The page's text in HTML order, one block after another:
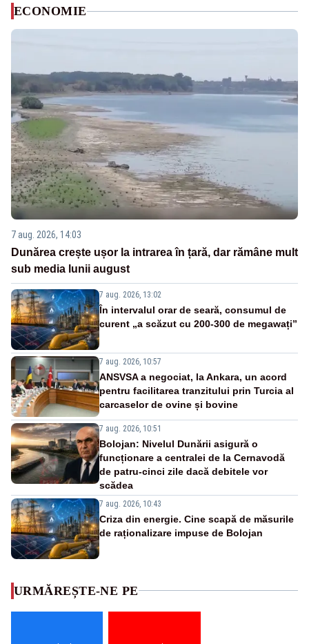
ECONOMIE
7 aug. 2026, 14:03
Dunărea crește ușor la intrarea în țară, dar rămâne mult
sub media lunii august
7 aug. 2026, 13:02
În intervalul orar de seară, consumul de
curent „a scăzut cu 200-300 de megawați”
7 aug. 2026, 10:57
ANSVSA a negociat, la Ankara, un acord
pentru facilitarea tranzitului prin Turcia al
carcaselor de ovine și bovine
7 aug. 2026, 10:51
Bolojan: Nivelul Dunării asigură o
funcționare a centralei de la Cernavodă
de patru-cinci zile dacă debitele vor
scădea
7 aug. 2026, 10:43
Criza din energie. Cine scapă de măsurile
de raționalizare impuse de Bolojan
URMĂREȘTE-NE PE